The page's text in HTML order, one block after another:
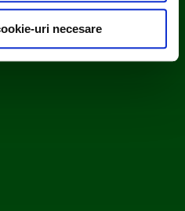
acestea.
uri necesare